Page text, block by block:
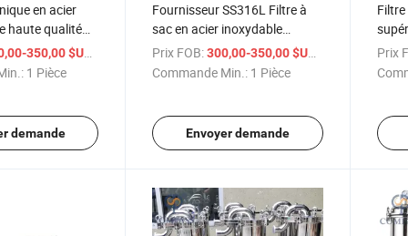
en acier
haute qualité
l'hygiène 2#
à tri-clamp
350,00 $US
1 Pièce
demande
Fournisseur SS316L Filtre à
sac en acier inoxydable
hygiénique 3# pour
l'extraction de fil de sac,
Prix FOB: 300,00-350,00 $US
Commande Min.: 1 Pièce
Envoyer demande
de
Prix